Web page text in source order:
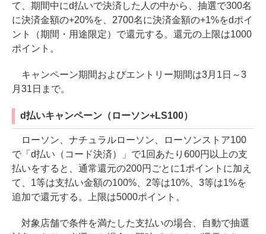
て、期間中にd払いで決済した人の中から、抽選で300名
に決済金額の+20%を、2700名に決済金額の+1%をdポイ
ント（期間・用途限定）で還元する。還元の上限は1000
ポイント。
キャンペーン期間およびエントリー期間は3月1日～3
月31日まで。
d払いキャンペーン（ローソン+LS100）
ローソン、ナチュラルローソン、ローソンストア100
で「d払い（コード決済）」で1回あたり600円以上の支
払いをすると、通常還元の200円ごとに1ポイントに加え
て、1等は支払い金額の100%、2等は10%、3等は1%を
追加で還元する。上限は5000ポイント。
対象店舗で条件を満たした支払いの場合、自動で抽選